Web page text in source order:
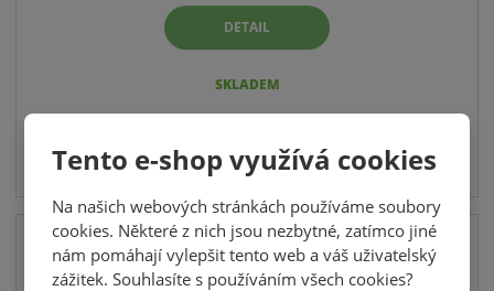
Tento e-shop využívá cookies
Na našich webových stránkách používáme soubory
cookies. Některé z nich jsou nezbytné, zatímco jiné
nám pomáhají vylepšit tento web a váš uživatelský
zážitek. Souhlasíte s používáním všech cookies?
DETAIL
SKLADEM
RŮZNÉ VELIKOSTI BALENÍ